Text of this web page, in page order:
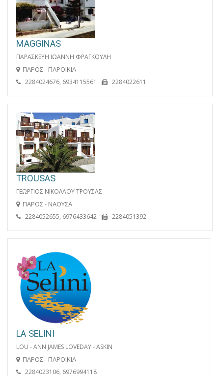
MAGGINAS
ΠΑΡΑΣΚΕΥΗ ΙΩΑΝΝΗ ΦΡΑΓΚΟΥΛΗ
ΠΑΡΟΣ - ΠΑΡΟΙΚΙΑ
2284024676, 6934115561 2284022611
TROUSAS
ΓΕΩΡΓΙΟΣ ΝΙΚΟΛΑΟΥ ΤΡΟΥΣΑΣ
ΠΑΡΟΣ - ΝΑΟΥΣΑ
2284052655, 6976433642 2284051392
LA SELINI
LOU - ANN JAMES LOVEDAY - ASKIN
ΠΑΡΟΣ - ΠΑΡΟΙΚΙΑ
2284023106, 6976994118